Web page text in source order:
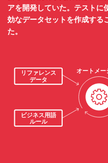
アを開発していた。テストに
効なデータセットを作成する
た。